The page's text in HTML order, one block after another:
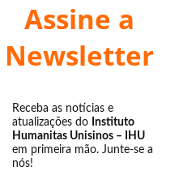
Assine a
Newsletter
Receba as notícias e
atualizações do Instituto
Humanitas Unisinos – IHU
em primeira mão. Junte-se a
nós!